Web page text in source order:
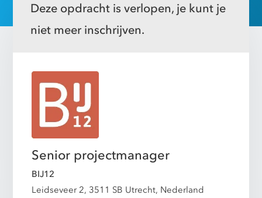
Deze opdracht is verlopen, je kunt je
niet meer inschrijven.
Senior projectmanager
BIJ12
Leidseveer 2, 3511 SB Utrecht, Nederland